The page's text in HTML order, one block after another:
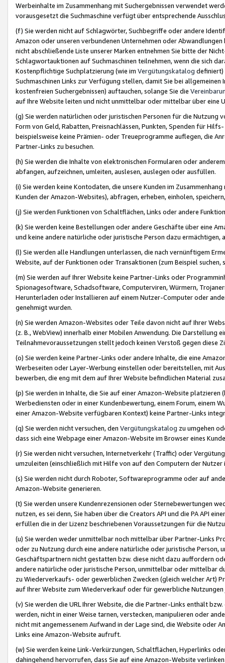
Werbeinhalte im Zusammenhang mit Suchergebnissen verwendet
vorausgesetzt die Suchmaschine verfügt über entsprechende
(f) Sie werden nicht auf Schlagwörter, Suchbegriffe oder andere
Amazon oder unseren verbundenen Unternehmen oder
nicht abschließende Liste unserer Marken entnehmen Sie bitte der
Schlagwortauktionen auf Suchmaschinen teilnehmen, wenn die sich
Kostenpflichtige Suchplatzierung (wie im Vergütungskatalog definiert)
Suchmaschinen Links zur Verfügung stellen, damit Sie bei
kostenfreien Suchergebnissen) auftauchen, solange Sie die
auf Ihre Website leiten und nicht unmittelbar oder mittelbar über eine
(g) Sie werden natürlichen oder juristischen Personen für die Nutzung
Form von Geld, Rabatten, Preisnachlässen, Punkten, Spenden für
beispielsweise keine Prämien- oder Treueprogramme auflegen, die
Partner-Links zu besuchen.
(h) Sie werden die Inhalte von elektronischen Formularen oder
abfangen, aufzeichnen, umleiten, auslesen, auslegen oder ausfüllen.
(i) Sie werden keine Kontodaten, die unsere Kunden im
Kunden der Amazon-Websites), abfragen, erheben, einholen,
(j) Sie werden Funktionen von Schaltflächen, Links oder andere
(k) Sie werden keine Bestellungen oder andere Geschäfte über eine
und keine andere natürliche oder juristische Person dazu
(l) Sie werden alle Handlungen unterlassen, die nach vernünftigem
Website, auf der Funktionen oder Transaktionen (zum Beispiel
(m) Sie werden auf Ihrer Website keine Partner-Links oder
Spionagesoftware, Schadsoftware, Computerviren, Würmern,
Herunterladen oder Installieren auf einem Nutzer-Computer oder
genehmigt wurden.
(n) Sie werden Amazon-Websites oder Teile davon nicht auf Ihrer
(z. B., WebView) innerhalb einer Mobilen Anwendung. Die Darstellung
Teilnahmevoraussetzungen stellt jedoch keinen Verstoß gegen diese
(o) Sie werden keine Partner-Links oder andere Inhalte, die eine
Werbeseiten oder Layer-Werbung einstellen oder bereitstellen, mit
bewerben, die eng mit dem auf Ihrer Website befindlichen Material
(p) Sie werden in Inhalte, die Sie auf einer Amazon-Website
Werbediensten oder in einer Kundenbewertung, einem Forum, einem
einer Amazon-Website verfügbaren Kontext) keine Partner-Links
(q) Sie werden nicht versuchen, den Vergütungskatalog zu umgehen
dass sich eine Webpage einer Amazon-Website im Browser eines
(r) Sie werden nicht versuchen, Internetverkehr (Traffic) oder
umzuleiten (einschließlich mit Hilfe von auf den Computern der
(s) Sie werden nicht durch Roboter, Softwareprogramme oder auf
Amazon-Website generieren.
(t) Sie werden unsere Kundenrezensionen oder Sternebewertungen
nutzen, es sei denn, Sie haben über die Creators API und die PA API
erfüllen die in der Lizenz beschriebenen Voraussetzungen für die
(u) Sie werden weder unmittelbar noch mittelbar über Partner-Links
oder zu Nutzung durch eine andere natürliche oder juristische
Geschäftspartnern nicht gestatten bzw. diese nicht dazu auffordern
andere natürliche oder juristische Person, unmittelbar oder mittelbar
zu Wiederverkaufs- oder gewerblichen Zwecken (gleich welcher Art)
auf Ihrer Website zum Wiederverkauf oder für gewerbliche
(v) Sie werden die URL Ihrer Website, die die Partner-Links enthält
werden, nicht in einer Weise tarnen, verstecken, manipulieren oder
nicht mit angemessenem Aufwand in der Lage sind, die Website oder
Links eine Amazon-Website aufruft.
(w) Sie werden keine Link-Verkürzungen, Schaltflächen, Hyperlinks
dahingehend hervorrufen, dass Sie auf eine Amazon-Website